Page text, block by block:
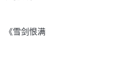
《雪剑恨满